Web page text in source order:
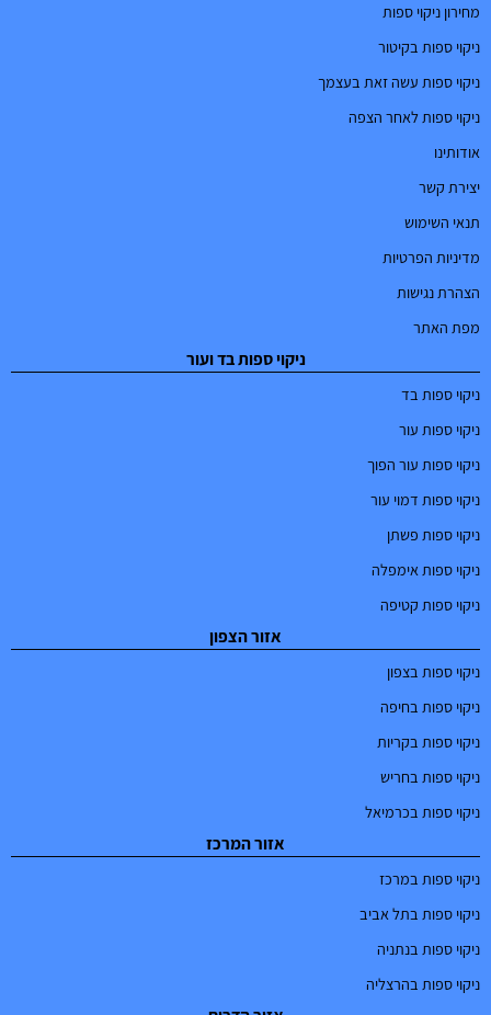
מחירון ניקוי ספות
ניקוי ספות בקיטור
ניקוי ספות עשה זאת בעצמך
ניקוי ספות לאחר הצפה
אודותינו
יצירת קשר
תנאי השימוש
מדיניות הפרטיות
הצהרת נגישות
מפת האתר
ניקוי ספות בד ועור
ניקוי ספות בד
ניקוי ספות עור
ניקוי ספות עור הפוך
ניקוי ספות דמוי עור
ניקוי ספות פשתן
ניקוי ספות אימפלה
ניקוי ספות קטיפה
אזור הצפון
ניקוי ספות בצפון
ניקוי ספות בחיפה
ניקוי ספות בקריות
ניקוי ספות בחריש
ניקוי ספות בכרמיאל
אזור המרכז
ניקוי ספות במרכז
ניקוי ספות בתל אביב
ניקוי ספות בנתניה
ניקוי ספות בהרצליה